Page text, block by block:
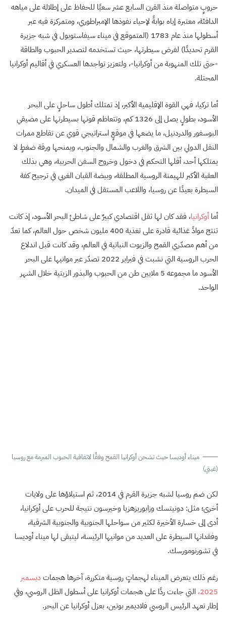
حروبٍ متواصلة منذ القرن السابع عشر سعيًا للحفاظ على إطلالة على مياهه
الدافئة، معتبرة إياه بوابةً لإحياء نفوذها الإمبراطوري، ومتمركزة فيه عبر
أسطولها منذ عام 1783 (المتموقع في ميناء سيفاستوبول في شبه جزيرة
القرم تحديدًا) لفرض سيطرتها، حيث تستخدمه لتصدير الحبوب والطاقة
-حتى تلك المنهوبة من أوكرانيا-، ولتعزيز تواجدها العسكري في أقاليم أوكرانيا
المحتلة.
أما تركيا، فهي القوة الإقليمية الأكبر، إذ تمتلك أطول ساحلٍ على البحر
الأسود، بطولٍ يصل إلى 1326 كم، وتتعاظم قوتها بسيطرتها على مضيقي
البوسفور والدردنيل، ما يضعها في موقعٍ استراتيجي قوي عن تقاطع ممرات
النقل الدولي بين الشرق والغرب والشمال والجنوب، ويمنحها ورقة ضغطٍ لا
يمتلكها أحد، أقلها التحكم في دخول وخروج السفن الحربية، وهي بذلك
العقبة الأكبر للهيمنة الروسية المطلقة، وبيضة القبان الغربي في ترجيح كفة
السيطرة بعيدًا عن روسيا، واللاعب المستقل في الميدان.
أماأوكرانيا، فقد كان لها ثقل اقتصادي كبيرٌ على شاطئ البحر الأسود، إذ كانت
تنتج موادً غذائية قادرة على تغذية 400 مليون شخص حول العالم، كما تعدّ
من أهم مصدّري القمح والزيوت النباتية في العالم، وقد كانت قبل اندلاع
الحرب الروسية التي نشبت في فبراير 2022 تصدّر عبر موانيها على البحر
الأسود ما مجموعه 5 ملايين طن من الحبوب والبذور الزيتية خلال الشهر
الواحد.
ميناء أوديسا حيث تشحن أوكرانيا القمح وفقًا لاتفاقية الحبوب المبرمة مع روسيا
(غيتي)
لكن ضم روسيا لشبه جزيرة القرم في 2014، ثم استيلاؤها على ولايات
أخرى؛ مثل: دونيتسك وزابوريزهزيا وخيرسون نتيجة للحرب على أوكرانيا،
أدى إلى خسارة الأخيرة لكثير من سواحلها الجنوبية والجنوبية الشرقية،
وفقدانها السيطرة على العديد من موانيها الرئيسة، ليتبقى لها ميناء أوديسا
في تشورنومورسك.
رغم ذلك يتعرض الميناء لهجماتٍ روسية متكررة، آخرها هجماتديسمبر
2025، التي جاءت ردًا على هجمات أوكرانيا على أسطول الظل الروسي، وفي
إطار تعهد الرئيس الروسي فلاديمير بوتين، بعزل أوكرانيا عن البحر.